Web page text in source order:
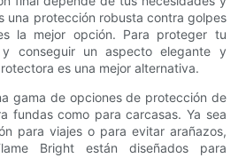
una protección robusta contra golpes
la mejor opción. Para proteger tu
conseguir un aspecto elegante y
es una mejor alternativa.
gama de opciones de protección de
fundas como para carcasas. Ya sea
para viajes o para evitar arañazos,
Bright están diseñados para